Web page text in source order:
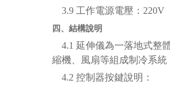
3.9 工作電源電壓：220V
四、 結構說明
4.1 延伸儀為一落地式整
縮機、風扇等組成制冷系
4.2 控制器按鍵說明：